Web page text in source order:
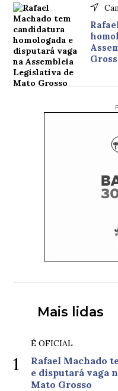
Mais lidas
1
É OFICIAL
Rafael Machado
e disputará vaga
Mato Grosso